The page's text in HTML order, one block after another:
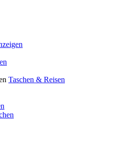
Taschen & Reisen